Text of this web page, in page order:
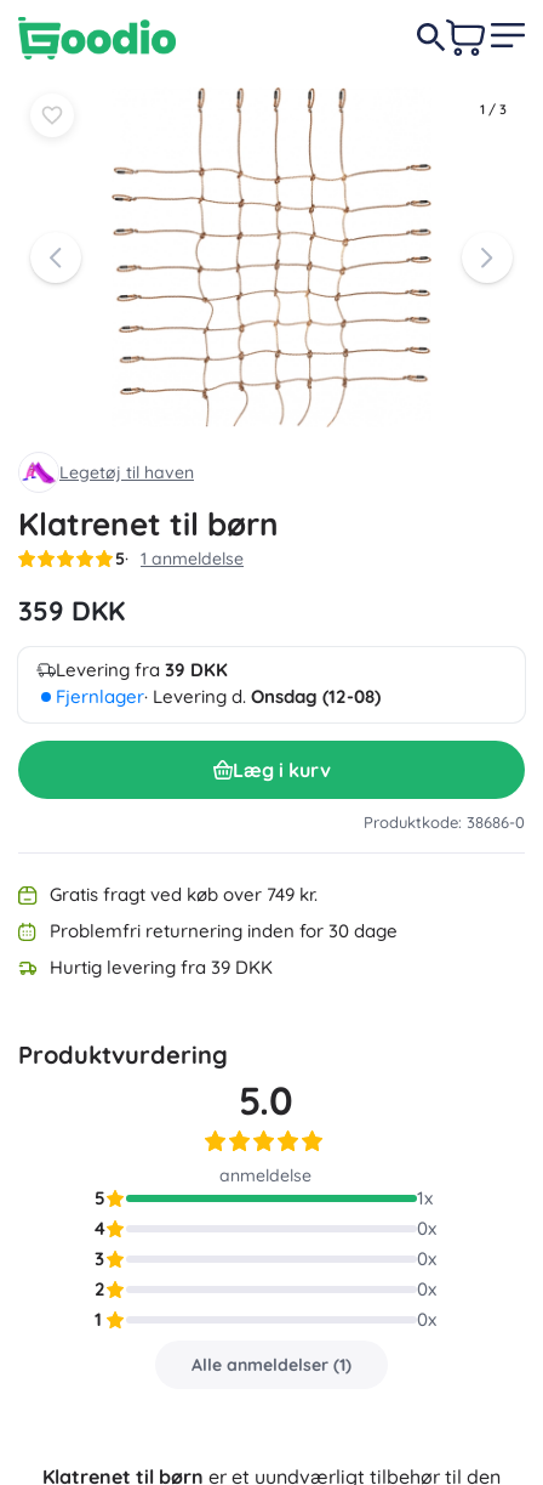
1 / 3
Legetøj til haven
Klatrenet til børn
5 1 anmeldelse
359 DKK
Levering fra 39 DKK
Fjernlager· Levering d. Onsdag (12-08)
Læg i kurv
Produktkode: 38686-0
Gratis fragt ved køb over 749 kr.
Problemfri returnering inden for 30 dage
Hurtig levering fra 39 DKK
Produktvurdering
5.0
anmeldelse
5 1x
4
0x
3
0x
2
0x
1
0x
Alle anmeldelser (1)
Klatrenet til børn er et uundværligt tilbehør til den
359 DKK
Læg i